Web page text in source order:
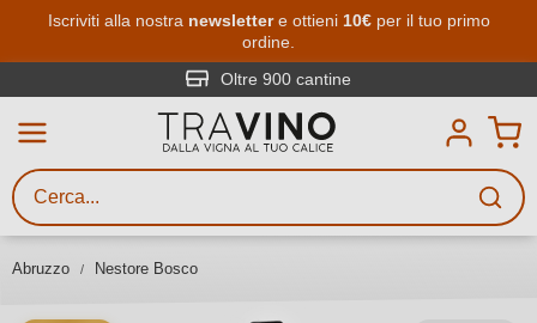
Passa al contenuto principale
Iscriviti alla nostra newslettere ottieni 10€per il tuo primo
ordine.
Oltre 900 cantine
Abruzzo Nestore Bosco
Ricerca vini
Inserisci almeno 3 caratteri
gusto, occasione, nome del vino,
vitigno, regione, cantina o altri